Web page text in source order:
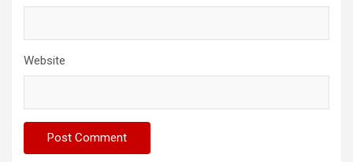
Website